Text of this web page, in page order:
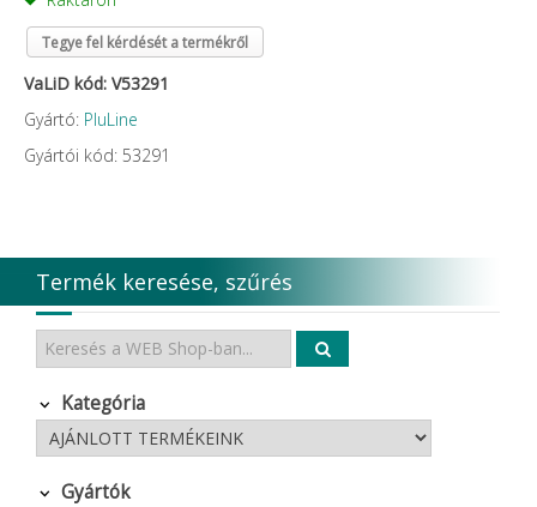
Tegye fel kérdését a termékről
VaLiD kód: V53291
Gyártó: PluLine
Gyártói kód: 53291
Termék keresése, szűrés
Kategória
Gyártók